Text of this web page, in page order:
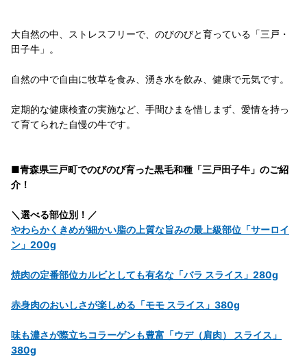
大自然の中、ストレスフリーで、のびのびと育っている「三戸・
田子牛」。
自然の中で自由に牧草を食み、湧き水を飲み、健康で元気です。
定期的な健康検査の実施など、手間ひまを惜しまず、愛情を持っ
て育てられた自慢の牛です。
■青森県三戸町でのびのび育った黒毛和種「三戸田子牛」のご紹
介！
＼選べる部位別！／
やわらかくきめが細かい脂の上質な旨みの最上級部位「サーロイ
ン」200g
焼肉の定番部位カルビとしても有名な「バラ スライス」280g
赤身肉のおいしさが楽しめる「モモ スライス」380g
味も濃さが際立ちコラーゲンも豊富「ウデ（肩肉） スライス」
380g